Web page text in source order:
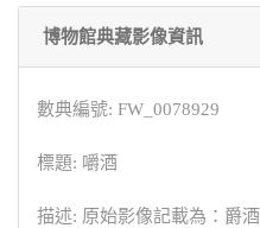
博物館典藏影像資訊
數典編號: FW_0078929
標題: 嚼酒
描述: 原始影像記載為：爵酒